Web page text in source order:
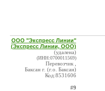
ООО "Экспресс Линии"
(Экспресс Линии, ООО)
(удалена)
(ИНН:0700011569)
Перевозчик ,
Баксан г. (г.о. Баксан)
Код:8531606
#9